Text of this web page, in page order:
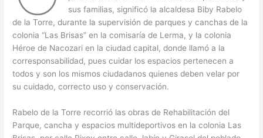
sus familias, significó la alcaldesa Biby Rabelo
de la Torre, durante la supervisión de parques y canchas de la
colonia “Las Brisas” en la comisaría de Lerma, y la colonia
Héroe de Nacozari en la ciudad capital, donde llamó a la
corresponsabilidad, pues cuidar los espacios pertenecen a
todos y son los mismos ciudadanos quienes deben velar por
su cuidado, correcto uso y conservación.
Rabelo de la Torre recorrió las obras de Rehabilitación del
Parque, cancha y espacios multideportivos en la colonia Las